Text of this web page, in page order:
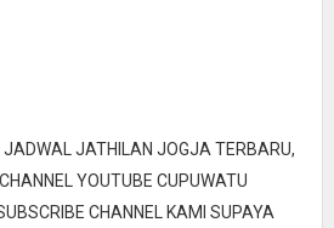
JATHILAN JOGJA TERBARU,
YOUTUBE CUPUWATU
CHANNEL KAMI SUPAYA